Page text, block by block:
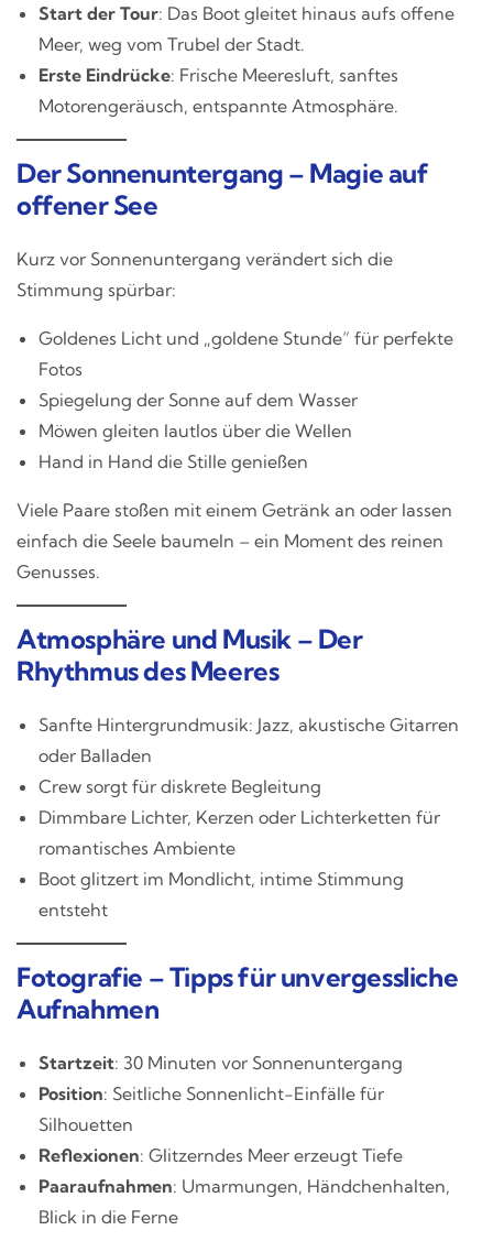
Start der Tour: Das Boot gleitet hinaus aufs offene
Meer, weg vom Trubel der Stadt.
Erste Eindrücke: Frische Meeresluft, sanftes
Motorengeräusch, entspannte Atmosphäre.
Der Sonnenuntergang – Magie auf
offener See
Kurz vor Sonnenuntergang verändert sich die
Stimmung spürbar:
Goldenes Licht und „goldene Stunde“ für perfekte
Fotos
Spiegelung der Sonne auf dem Wasser
Möwen gleiten lautlos über die Wellen
Hand in Hand die Stille genießen
Viele Paare stoßen mit einem Getränk an oder lassen
einfach die Seele baumeln – ein Moment des reinen
Genusses.
Atmosphäre und Musik – Der
Rhythmus des Meeres
Sanfte Hintergrundmusik: Jazz, akustische Gitarren
oder Balladen
Crew sorgt für diskrete Begleitung
Dimmbare Lichter, Kerzen oder Lichterketten für
romantisches Ambiente
Boot glitzert im Mondlicht, intime Stimmung
entsteht
Fotografie – Tipps für unvergessliche
Aufnahmen
Startzeit: 30 Minuten vor Sonnenuntergang
Position: Seitliche Sonnenlicht-Einfälle für
Silhouetten
Reflexionen: Glitzerndes Meer erzeugt Tiefe
Paaraufnahmen: Umarmungen, Händchenhalten,
Blick in die Ferne